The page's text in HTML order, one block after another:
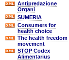
Antipredazione
Organi
SUMERIA
Consumers for
health choice
The health freedom
movement
STOP Codex
Alimentarius